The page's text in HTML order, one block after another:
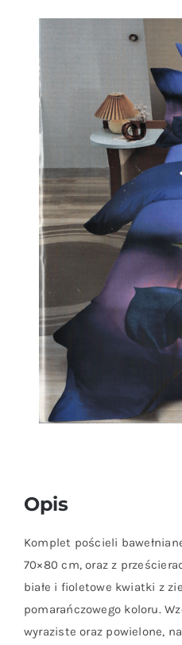
Opis
Komplet pościeli
70×80 cm, oraz z
białe i fioletowe kwiatki z
pomarańczowego koloru.
wyraziste oraz powielone,